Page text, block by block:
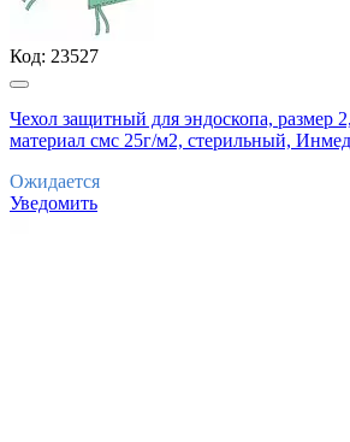
Код: 23527
Чехол защитный для эндоскопа, размер
материал смс 25г/м2, стерильный,
Ожидается
Уведомить